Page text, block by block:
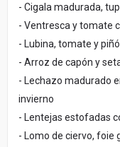
- Cigala madurada,
- Ventresca y tomate
- Lubina, tomate y
- Arroz de capón y
- Lechazo madurado
invierno
- Lentejas estofadas
- Lomo de ciervo, foie